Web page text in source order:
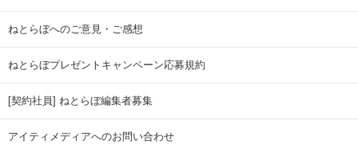
ねとらぼへのご意見・ご感想
ねとらぼプレゼントキャンペーン応募規約
[契約社員] ねとらぼ編集者募集
アイティメディアへのお問い合わせ